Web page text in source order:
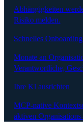
Abhängigkeiten
Risiko melden.
Schnelles Onboarding
Monate an
Verantwortliche,
Ihre KI ausrichten
MCP-native
aktiven